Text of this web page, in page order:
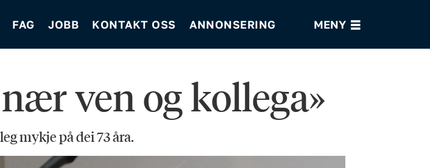
FAG JOBB KONTAKT OSS ANNONSERING
ven og kollega»
mykje på dei 73 åra.